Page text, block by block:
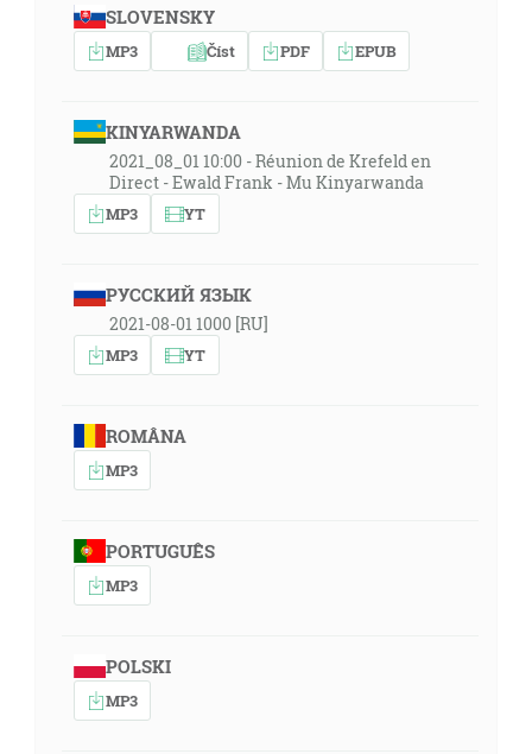
SLOVENSKY
MP3 Číst PDF EPUB
KINYARWANDA
2021_08_01 10:00 - Réunion de Krefeld en
Direct - Ewald Frank - Mu Kinyarwanda
MP3 YT
РУССКИЙ ЯЗЫК
2021-08-01 1000 [RU]
MP3 YT
ROMÂNA
MP3
PORTUGUÊS
MP3
POLSKI
MP3